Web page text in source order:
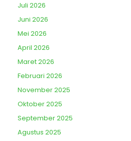
Juli 2026
Juni 2026
Mei 2026
April 2026
Maret 2026
Februari 2026
November 2025
Oktober 2025
September 2025
Agustus 2025